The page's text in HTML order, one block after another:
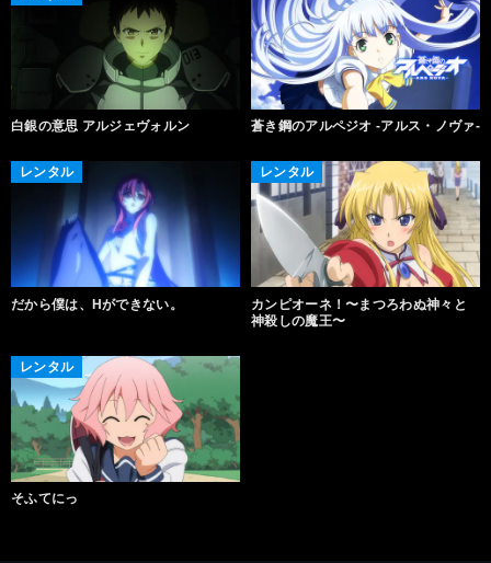
白銀の意思 アルジェヴォルン 蒼き鋼のアルペジオ -アルス・ノヴァ-
レンタル
だから僕は、Hができない。
レンタル
カンピオーネ！〜まつろわぬ神々と
神殺しの魔王〜
レンタル
そふてにっ